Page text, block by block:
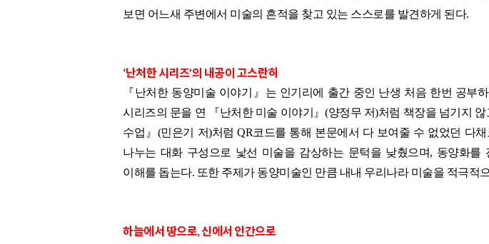
보면 어느새 주변에서 미술의 흔적을 찾고 있는 스스로를 발견하게 된다.
‘난처한 시리즈’의 내공이 고스란히
『난처한 동양미술 이야기』는 인기리에 출간 중인 난생 처음 한번 공부
시리즈의 문을 연 『난처한 미술 이야기』(양정무 저)처럼 책장을 넘기지
수업』(민은기 저)처럼 QR코드를 통해 본문에서 다 보여줄 수 없었던 다
나누는 대화 구성으로 낯선 미술을 감상하는 문턱을 낮췄으며, 동양화
이해를 돕는다. 또한 주제가 동양미술인 만큼 내내 우리나라 미술을 적극
하늘에서 땅으로, 신에서 인간으로